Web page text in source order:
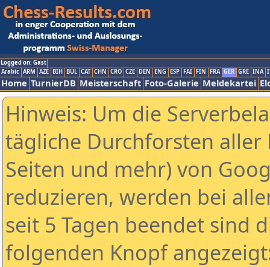
Logged on: Gast
Arabic ARM AZE BIH BUL CAT CHN CRO CZE DEN ENG ESP FAI FIN FRA GER GRE INA
Home TurnierDB Meisterschaft Foto-Galerie Meldekartei
Hinweis: Um die
tägliche Durchforsten aller
Seiten und mehr) von
reduzieren, werden bei
seit 5 Tagen beendet sind
folgenden Knopf